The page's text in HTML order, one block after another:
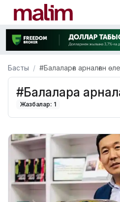
Басты #Балаларға арналған
#Балаларға
Жазбалар: 1